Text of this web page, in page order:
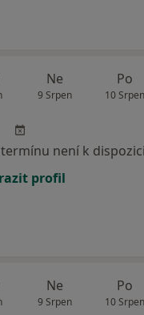
Ne
9 Srpen
Po
10 Srpen
není k dispozici
profil
Ne
9 Srpen
Po
10 Srpen